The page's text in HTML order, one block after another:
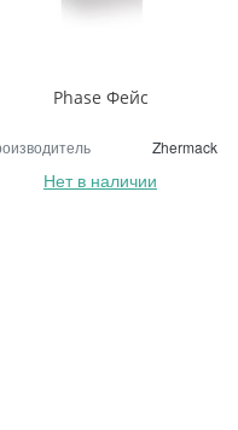
Phase Фейс
Zhermack
Нет в наличии